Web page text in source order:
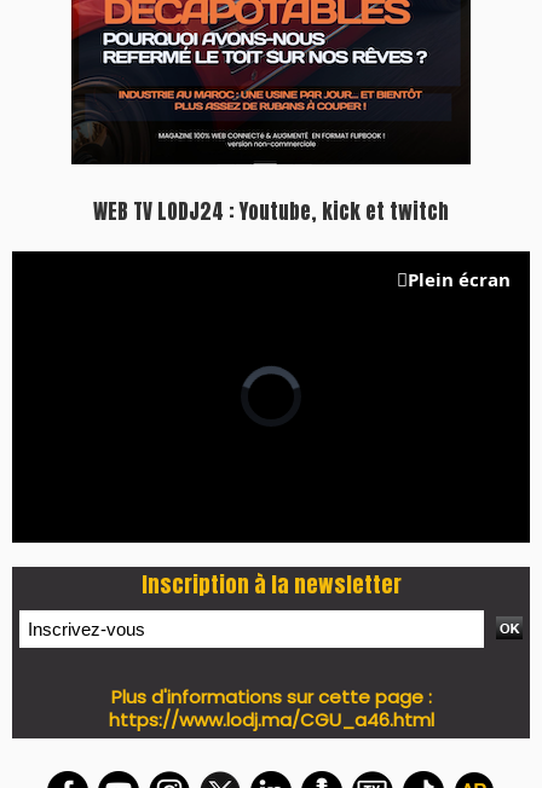
WEB TV LODJ24 : Youtube, kick et twitch
Plein écran
Inscription à la newsletter
Plus d'informations sur cette page :
https://www.lodj.ma/CGU_a46.html